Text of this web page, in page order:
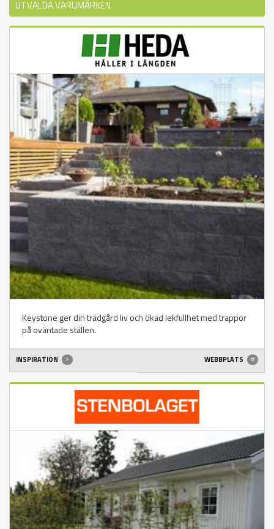
UTVALDA VARUMÄRKEN
Keystone ger din trädgård liv och ökad lekfullhet med trappor
på oväntade ställen.
INSPIRATION WEBBPLATS